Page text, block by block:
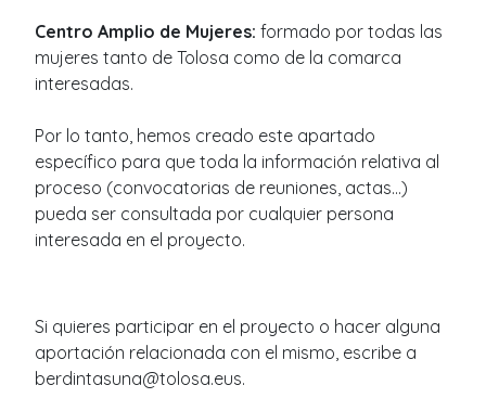
Centro Amplio de Mujeres: formado por todas las
mujeres tanto de Tolosa como de la comarca
interesadas.
Por lo tanto, hemos creado este apartado
específico para que toda la información relativa al
proceso (convocatorias de reuniones, actas...)
pueda ser consultada por cualquier persona
interesada en el proyecto.
Si quieres participar en el proyecto o hacer alguna
aportación relacionada con el mismo, escribe a
berdintasuna@tolosa.eus.